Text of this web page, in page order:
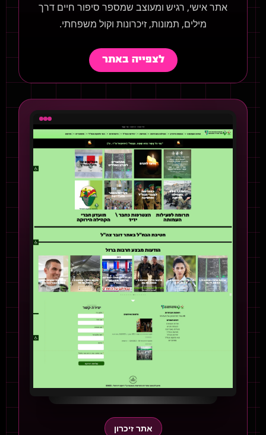
אתר אישי, רגיש ומעוצב שמספר סיפור חיים דרך
מילים, תמונות, זיכרונות וקול משפחתי.
לצפייה באתר
אתר זיכרון